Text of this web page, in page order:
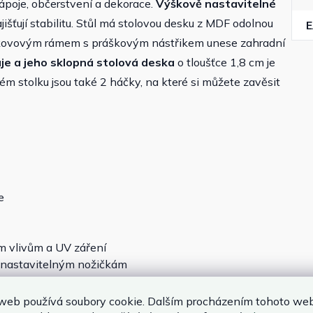
používá soubory cookie. Dalším procházením tohoto
občerstvení a dekorace. Výškově nastavitelné
stabilitu. Stůl má stolovou desku z MDF odolnou
rámem s práškovým nástřikem unese zahradní
a jeho sklopná stolová deska o tloušťce 1,8 cm je
stolku jsou také 2 háčky, na které si můžete zavěsit
vlivům a UV záření
nožičkám